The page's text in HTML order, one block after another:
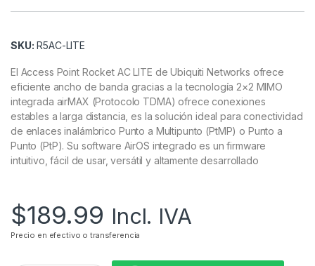
SKU: R5AC-LITE
El Access Point Rocket AC LITE de Ubiquiti Networks ofrece
eficiente ancho de banda gracias a la tecnología 2×2 MIMO
integrada airMAX (Protocolo TDMA) ofrece conexiones
estables a larga distancia, es la solución ideal para conectividad
de enlaces inalámbrico Punto a Multipunto (PtMP) o Punto a
Punto (PtP). Su software AirOS integrado es un firmware
intuitivo, fácil de usar, versátil y altamente desarrollado
$189.99 Incl. IVA
Precio en efectivo o transferencia